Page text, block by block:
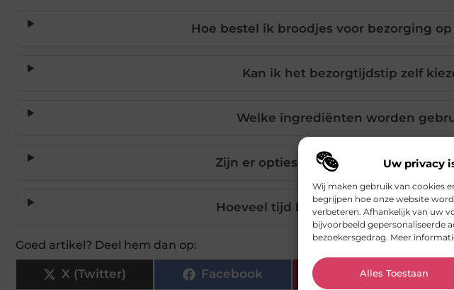
Uw privacy
Wij maken gebruik van cookies
begrijpen hoe onze website
verbeteren. Afhankelijk van uw
bijvoorbeeld gepersonaliseerde
bezoekersgedrag. Meer
Alles Toestaan
Hoe bestel ik broodjes voor bezorging
Kan ik het bezorgtijdstip zelf
Welke ingrediënten worden
Zijn er opties voor grotere groepen
Hoeveel tijd bespar ik met de
Goed artikel? Deel hem dan op:
X (Twitter) Facebook Pinterest